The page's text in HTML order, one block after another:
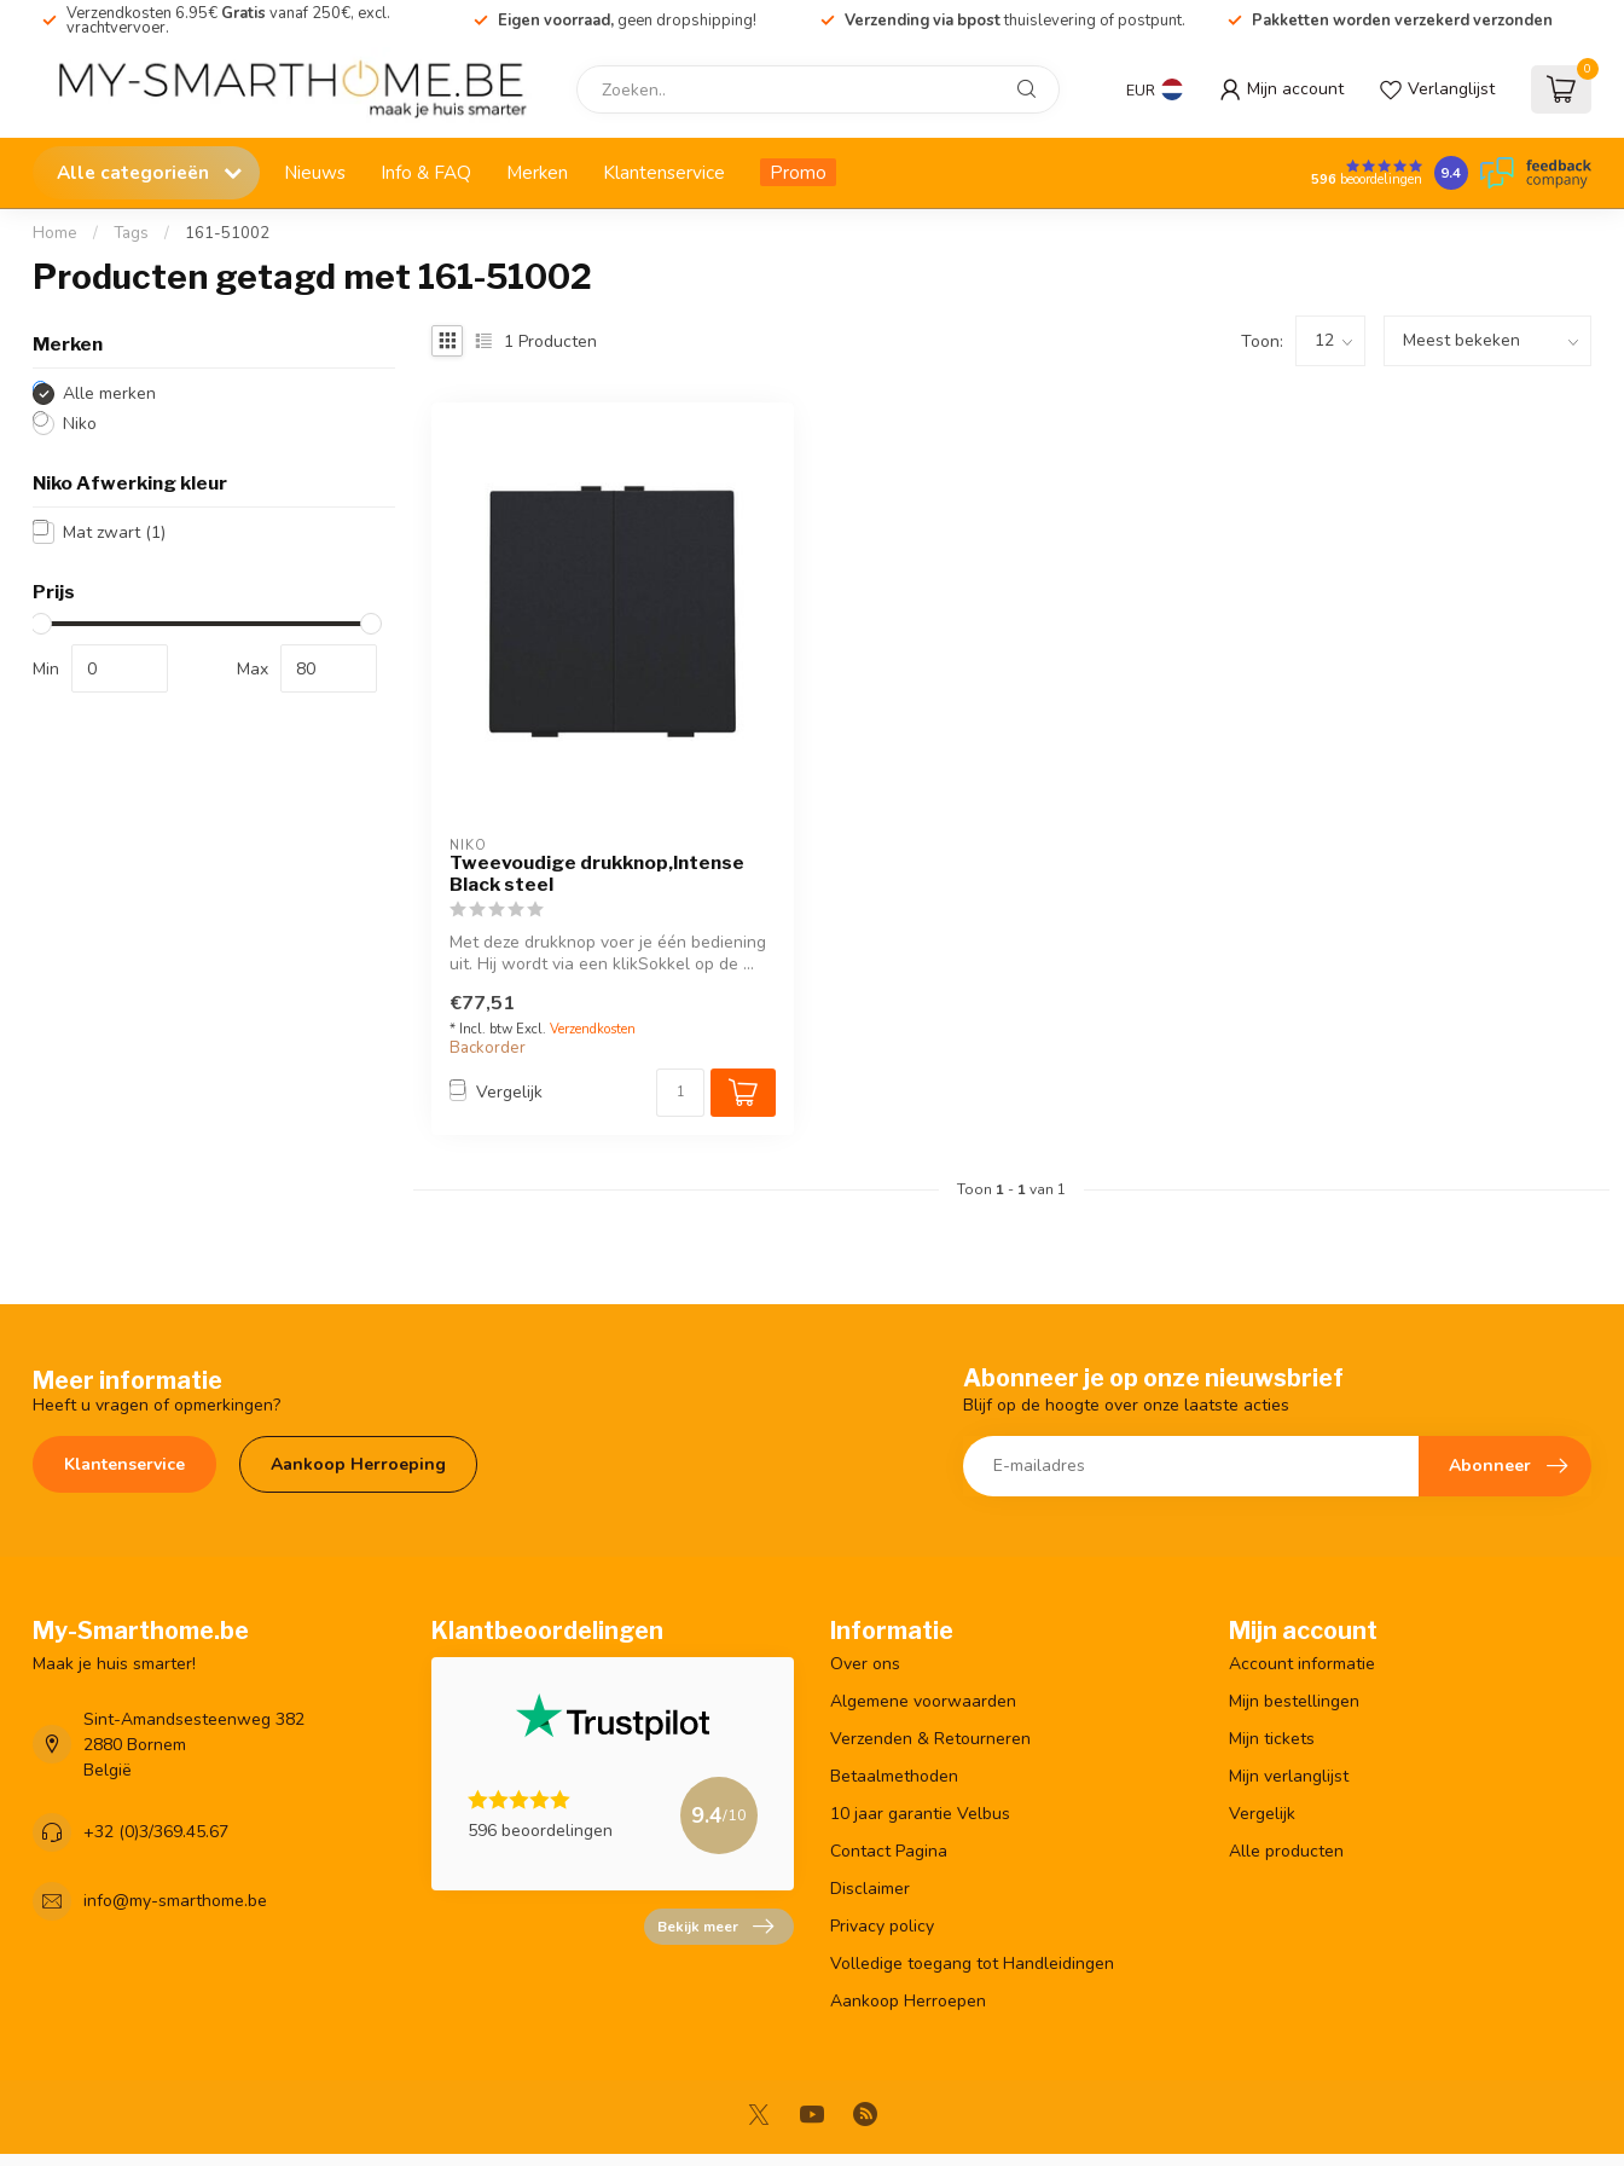
Verzendkosten 6.95€ Gratis vanaf 250€, excl.
vrachtvervoer. Eigen voorraad, geen dropshipping! Verzending via bpostthuislevering of postpunt. Pakketten worden verzekerd verzonden
EUR Mijn account Verlanglijst
0
Alle categorieën Nieuws Info & FAQ Merken Klantenservice Promo 596beoordelingen 9.4
Home / Tags / 161-51002
Producten getagd met 161-51002
Merken
Alle merken
Niko
Niko Afwerking kleur
Mat zwart (1)
Prijs
Min Max
1 Producten Toon:
NIKO
Tweevoudige drukknop,Intense
Black steel
Met deze drukknop voer je één bediening
uit. Hij wordt via een klikSokkel op de ...
€77,51
* Incl. btw Excl. Verzendkosten
Backorder
Vergelijk
Toon 1 - 1van 1
Meer informatie
Heeft u vragen of opmerkingen?
Klantenservice Aankoop Herroeping
Abonneer je op onze nieuwsbrief
Blijf op de hoogte over onze laatste acties
Abonneer
My-Smarthome.be
Maak je huis smarter!
Sint-Amandsesteenweg 382
2880 Bornem
België
+32 (0)3/369.45.67
info@my-smarthome.be
Klantbeoordelingen
596 beoordelingen
9.4/10
Bekijk meer
Informatie
Over ons
Algemene voorwaarden
Verzenden & Retourneren
Betaalmethoden
10 jaar garantie Velbus
Contact Pagina
Disclaimer
Privacy policy
Volledige toegang tot Handleidingen
Aankoop Herroepen
Mijn account
Account informatie
Mijn bestellingen
Mijn tickets
Mijn verlanglijst
Vergelijk
Alle producten